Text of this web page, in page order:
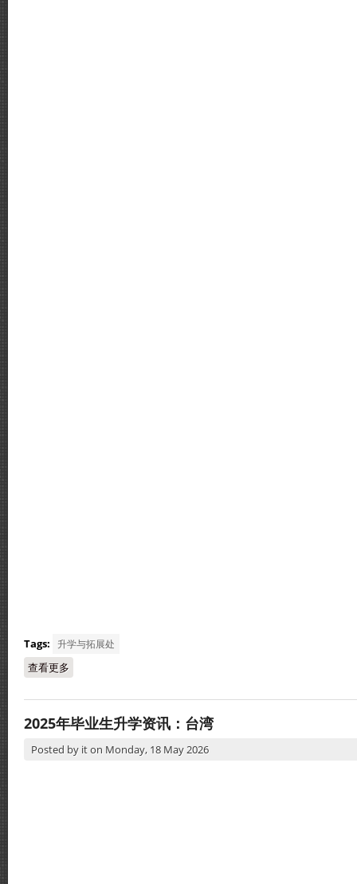
Tags: 升学与拓展处
查看更多
2025年毕业生升学资讯：台湾
Posted by iton Monday, 18 May 2026